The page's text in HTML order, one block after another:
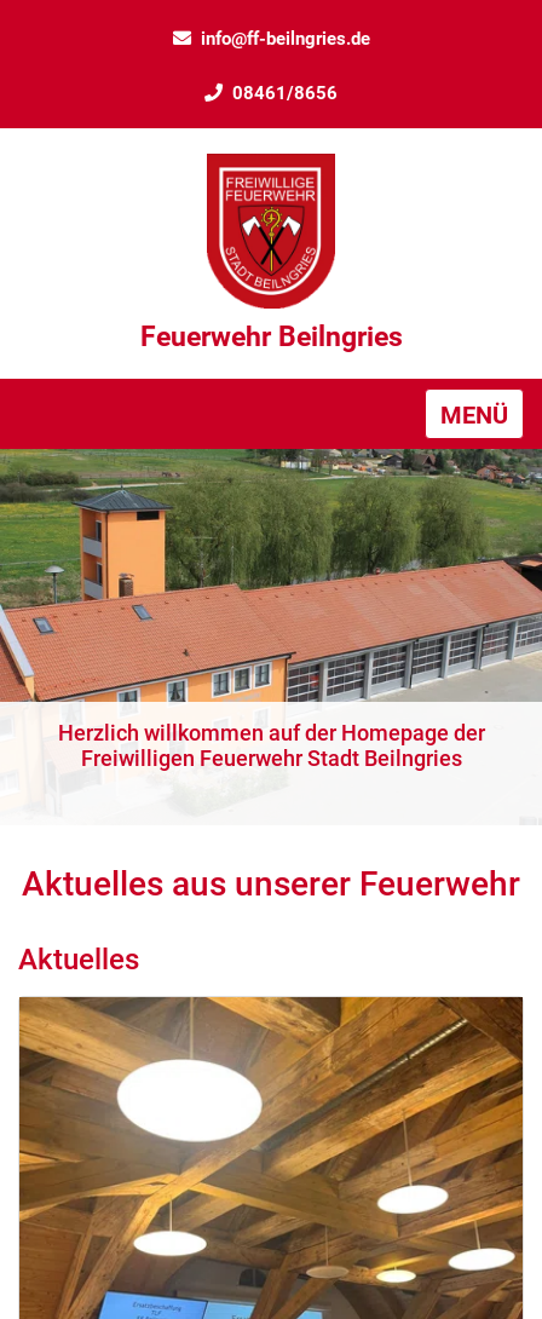
info@ff-beilngries.de
08461/8656
Feuerwehr Beilngries
MENÜ
Herzlich willkommen auf der Homepage der
Freiwilligen Feuerwehr Stadt Beilngries
Aktuelles aus unserer Feuerwehr
Aktuelles